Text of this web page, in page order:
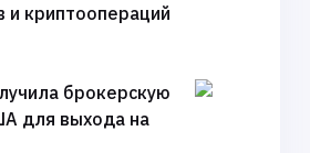
и криптоопераций
брокерскую
для выхода на